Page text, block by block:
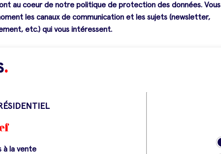
au coeur de notre politique de protection des données. Vous
les canaux de communication et les sujets (newsletter,
etc.) qui vous intéressent.
.
à la vente